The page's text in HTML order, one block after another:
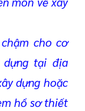
cho cơ
dựng tại địa
dựng hoặc
hồ sơ thiết